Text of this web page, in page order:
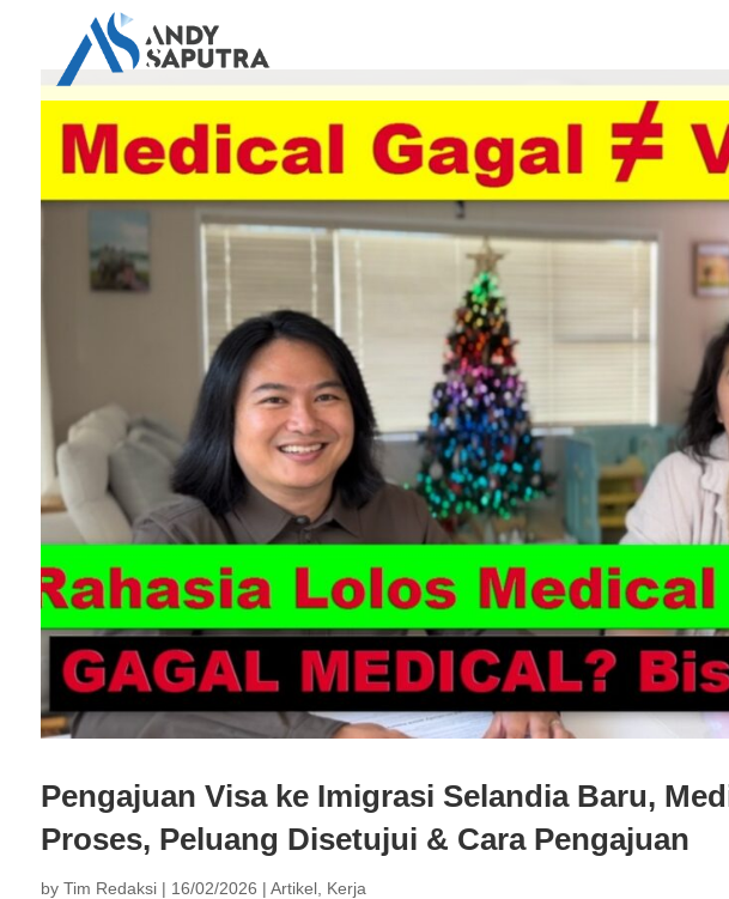
Pengajuan Visa ke Imigrasi Selandia Baru,
Proses, Peluang Disetujui & Cara Pengajuan
by Tim Redaksi| 16/02/2026 | Artikel, Kerja